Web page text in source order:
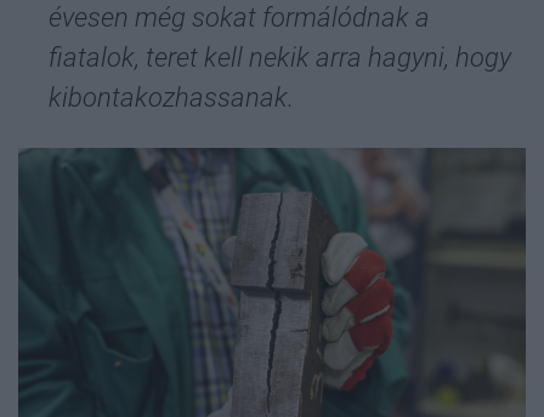
évesen még sokat formálódnak a
fiatalok, teret kell nekik arra hagyni, hogy
kibontakozhassanak.